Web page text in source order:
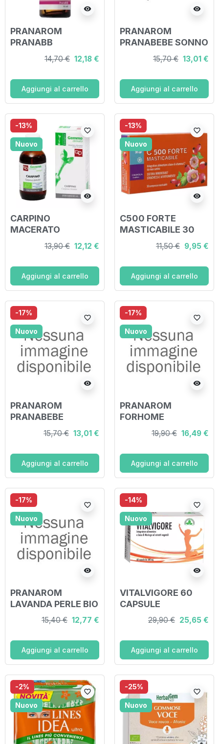
visibility
PRANAROM
PRANABB
SOLUZIONE DIFESE
NATURALI 10 ML
14,70 € 12,18 €
Aggiungi al carrello
visibility
PRANAROM
PRANABEBE SONNO
OLIO MASSAGGIO
15,70 € 13,01 €
Aggiungi al carrello
-13%
Nuovo
visibility
favorite_border
CARPINO
MACERATO
GLICERICO 50 ML
13,90 € 12,12 €
Aggiungi al carrello
-13%
Nuovo
visibility
favorite_border
C500 FORTE
MASTICABILE 30
COMPRESSE
11,50 € 9,95 €
Aggiungi al carrello
-17%
Nuovo
visibility
favorite_border
PRANAROM
PRANABEBE
OLIOMASSAGGI
CONFORTPANCINO
15,70 € 13,01 €
Aggiungi al carrello
-17%
Nuovo
visibility
favorite_border
PRANAROM
FORHOME
RAVINTSARA/TEA
TREE BIO SPRAY
19,90 € 16,49 €
Aggiungi al carrello
-17%
Nuovo
visibility
favorite_border
PRANAROM
LAVANDA PERLE BIO
15,40 € 12,77 €
Aggiungi al carrello
-14%
Nuovo
visibility
favorite_border
VITALVIGORE 60
CAPSULE
29,90 € 25,65 €
Aggiungi al carrello
-2%
Nuovo
favorite_border
-25%
Nuovo
favorite_border